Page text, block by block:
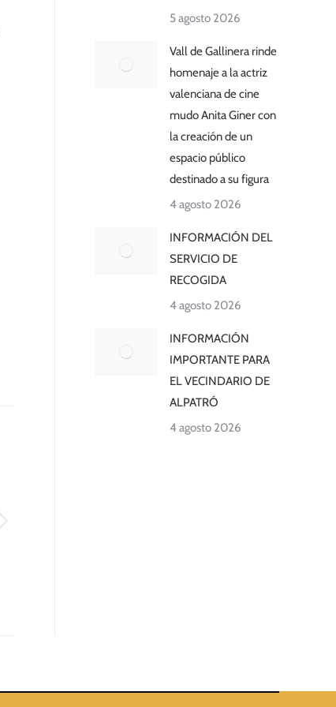
5 agosto 2026
Vall de Gallinera rinde
homenaje a la actriz
valenciana de cine
mudo Anita Giner con
la creación de un
espacio público
destinado a su figura
4 agosto 2026
INFORMACIÓN DEL
SERVICIO DE
RECOGIDA
4 agosto 2026
INFORMACIÓN
IMPORTANTE PARA
EL VECINDARIO DE
ALPATRÓ
4 agosto 2026